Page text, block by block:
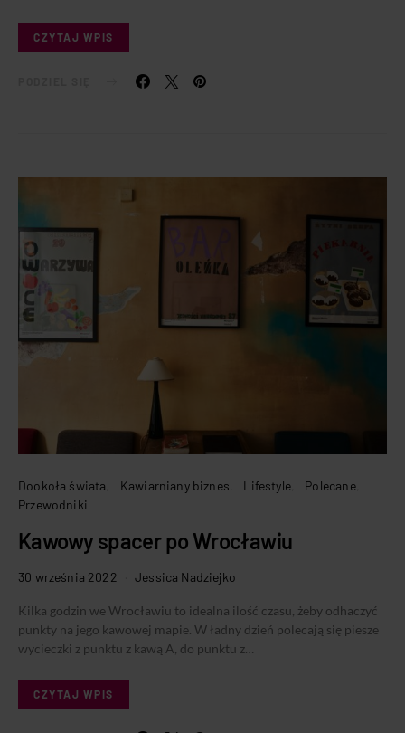
CZYTAJ WPIS
Dookoła świata Kawiarniany biznes Lifestyle
Polecane
Przewodniki
Kawowy spacer po Wrocławiu
30 września 2022 Jessica Nadziejko
Kilka godzin we Wrocławiu to idealna ilość czasu, żeby odhaczyć
punkty na jego kawowej mapie. W ładny dzień polecają się piesze
wycieczki z punktu z kawą A, do punktu z…
CZYTAJ WPIS